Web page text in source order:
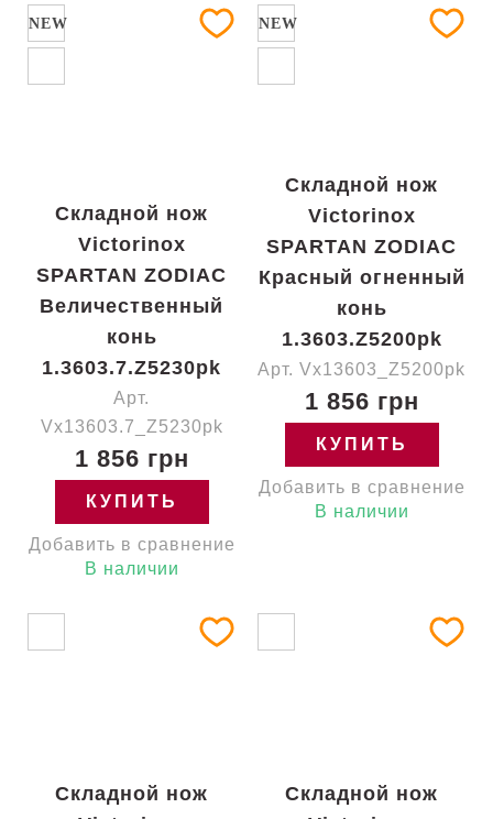
NEW
Складной нож
Victorinox
SPARTAN ZODIAC
Величественный
конь
1.3603.7.Z5230pk
Арт.
Vx13603.7_Z5230pk
1 856 грн
КУПИТЬ
Добавить в сравнение
В наличии
NEW
Складной нож
Victorinox
SPARTAN ZODIAC
Красный огненный
конь
1.3603.Z5200pk
Арт. Vx13603_Z5200pk
1 856 грн
КУПИТЬ
Добавить в сравнение
В наличии
Складной нож
Складной нож